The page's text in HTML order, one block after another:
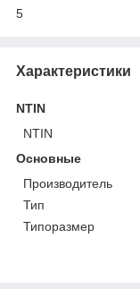
5
Характеристики
NTIN
NTIN
Основные
Производитель
Тип
Типоразмер